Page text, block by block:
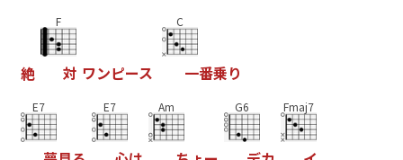
絶
F
対 ワンピース
C
一番乗り
E7 E7 Am G6 Fmaj7